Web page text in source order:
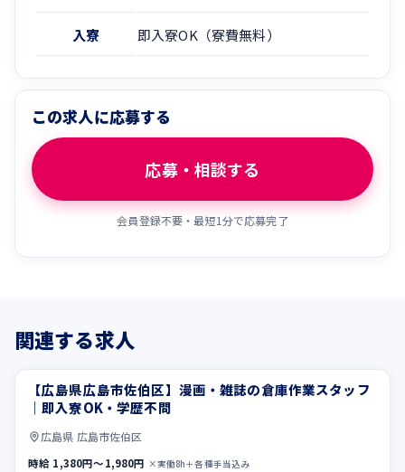
入寮 即入寮OK（寮費無料）
この求人に応募する
応募・相談する
会員登録不要・最短1分で応募完了
関連する求人
寮費無料 寮付き
【広島県広島市佐伯区】漫画・雑誌の倉庫作業スタッフ
｜即入寮OK・学歴不問
広島県 広島市佐伯区
時給 1,380円〜1,980円 ×実働8h＋各種手当込み